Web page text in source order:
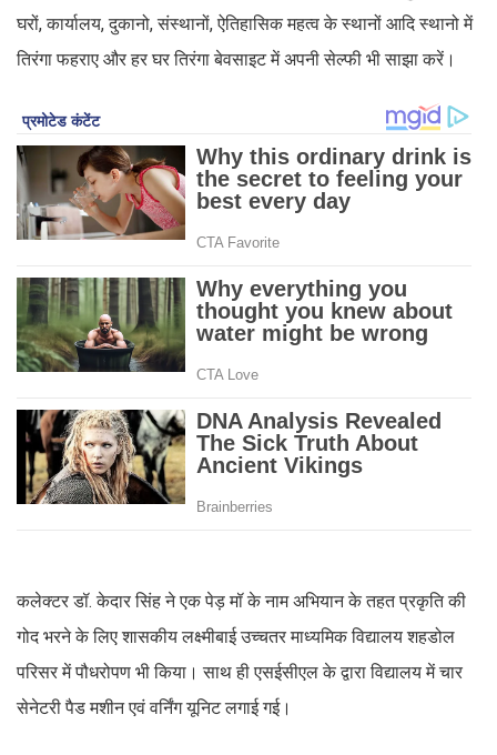
घरों, कार्यालय, दुकानो, संस्थानों, ऐतिहासिक महत्व के स्थानों आदि स्थानो में
तिरंगा फहराए और हर घर तिरंगा बेवसाइट में अपनी सेल्फी भी साझा करें।
कलेक्टर डॉ. केदार सिंह ने एक पेड़ मॉ के नाम अभियान के तहत प्रकृति की
गोद भरने के लिए शासकीय लक्ष्मीबाई उच्चतर माध्यमिक विद्यालय शहडोल
परिसर में पौधरोपण भी किया। साथ ही एसईसीएल के द्वारा विद्यालय में चार
सेनेटरी पैड मशीन एवं वर्निंग यूनिट लगाई गई।